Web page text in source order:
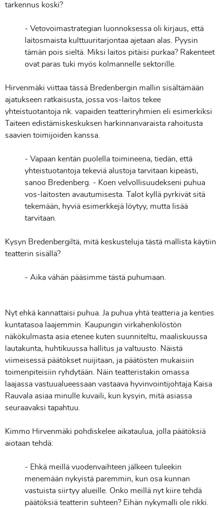
tarkennus koski?
- Vetovoimastrategian luonnoksessa oli kirjaus, että
laitosmaista kulttuuritarjontaa ajetaan alas. Pyysin
tämän pois sieltä. Miksi laitos pitäisi purkaa? Rakenteet
ovat paras tuki myös kolmannelle sektorille.
Hirvenmäki viittaa tässä Bredenbergin mallin sisältämään
ajatukseen ratkaisusta, jossa vos-laitos tekee
yhteistuotantoja nk. vapaiden teatteriryhmien eli esimerkiksi
Taiteen edistämiskeskuksen harkinnanvaraista rahoitusta
saavien toimijoiden kanssa.
- Vapaan kentän puolella toimineena, tiedän, että
yhteistuotantoja tekeviä alustoja tarvitaan kipeästi,
sanoo Bredenberg. - Koen velvollisuudekseni puhua
vos-laitosten avautumisesta. Talot kyllä pyrkivät sitä
tekemään, hyviä esimerkkejä löytyy, mutta lisää
tarvitaan.
Kysyn Bredenbergiltä, mitä keskusteluja tästä mallista käytiin
teatterin sisällä?
- Aika vähän pääsimme tästä puhumaan.
Nyt ehkä kannattaisi puhua. Ja puhua yhtä teatteria ja kenties
kuntatasoa laajemmin. Kaupungin virkahenkilöstön
näkökulmasta asia etenee kuten suunniteltu, maaliskuussa
lautakunta, huhtikuussa hallitus ja valtuusto. Näistä
viimeisessä päätökset nuijitaan, ja päätösten mukaisiin
toimenpiteisiin ryhdytään. Näin teatteristakin omassa
laajassa vastuualueessaan vastaava hyvinvointijohtaja Kaisa
Rauvala asiaa minulle kuvaili, kun kysyin, mitä asiassa
seuraavaksi tapahtuu.
Kimmo Hirvenmäki pohdiskelee aikataulua, jolla päätöksiä
aiotaan tehdä:
- Ehkä meillä vuodenvaihteen jälkeen tuleekin
menemään nykyistä paremmin, kun osa kunnan
vastuista siirtyy alueille. Onko meillä nyt kiire tehdä
päätöksiä teatterin suhteen? Eihän nykymalli ole rikki.